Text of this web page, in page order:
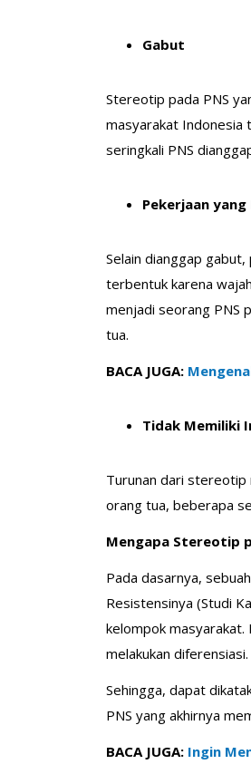
Gabut
Stereotip pada PNS
masyarakat Indonesia
seringkali PNS
Pekerjaan
Selain dianggap
terbentuk karena
menjadi seorang PNS
tua.
BACA JUGA:
Tidak Memiliki
Turunan dari stereotip
orang tua, beberapa
Mengapa Stereotip
Pada dasarnya,
Resistensinya (Studi
kelompok masyarakat.
melakukan diferensiasi.
Sehingga, dapat
PNS yang akhirnya
BACA JUGA: Ingin